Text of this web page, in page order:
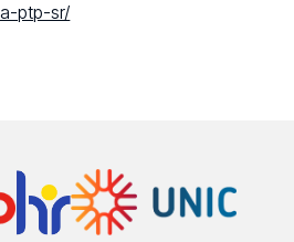
ptp-sr/